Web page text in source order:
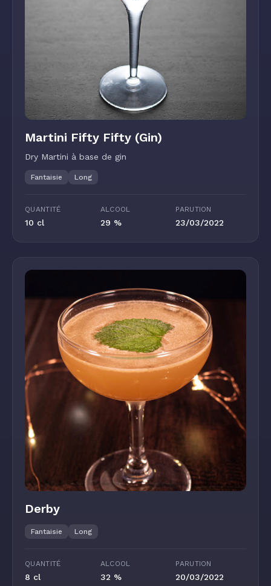
Martini Fifty Fifty (Gin)
Dry Martini à base de gin
Fantaisie Long
QUANTITÉ
10 cl
ALCOOL
29 %
PARUTION
23/03/2022
Derby
Fantaisie Long
QUANTITÉ
8 cl
ALCOOL
32 %
PARUTION
20/03/2022